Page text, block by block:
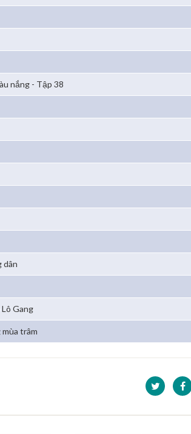
nắng - Tập 38
dân
Lô Gang
trâm